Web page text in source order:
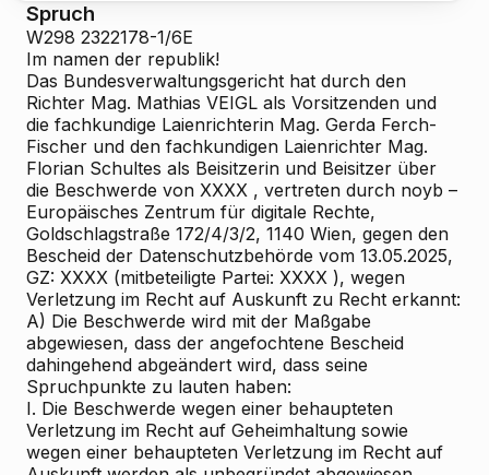
Spruch
W298 2322178-1/6E
Im namen der republik!
Das Bundesverwaltungsgericht hat durch den
Richter Mag. Mathias VEIGL als Vorsitzenden und
die fachkundige Laienrichterin Mag. Gerda Ferch-
Fischer und den fachkundigen Laienrichter Mag.
Florian Schultes als Beisitzerin und Beisitzer über
die Beschwerde von XXXX , vertreten durch noyb –
Europäisches Zentrum für digitale Rechte,
Goldschlagstraße 172/4/3/2, 1140 Wien, gegen den
Bescheid der Datenschutzbehörde vom 13.05.2025,
GZ: XXXX (mitbeteiligte Partei: XXXX ), wegen
Verletzung im Recht auf Auskunft zu Recht erkannt:
A) Die Beschwerde wird mit der Maßgabe
abgewiesen, dass der angefochtene Bescheid
dahingehend abgeändert wird, dass seine
Spruchpunkte zu lauten haben:
I. Die Beschwerde wegen einer behaupteten
Verletzung im Recht auf Geheimhaltung sowie
wegen einer behaupteten Verletzung im Recht auf